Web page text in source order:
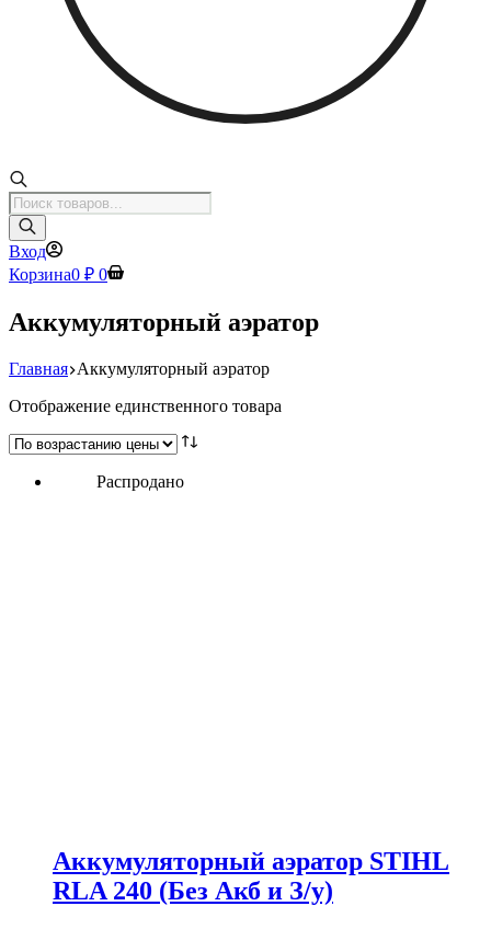
Поиск
товаров
Вход
Корзина0 ₽ 0
Аккумуляторный аэратор
Главная Аккумуляторный аэратор
Отображение единственного товара
Распродано
Аккумуляторный аэратор STIHL
RLA 240 (Без Акб и З/у)